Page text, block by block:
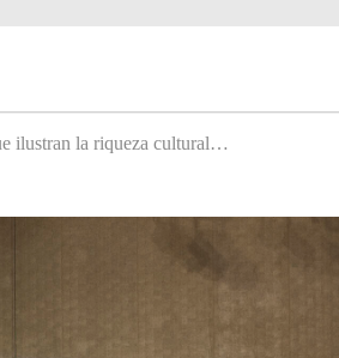
ilustran la riqueza cultural…